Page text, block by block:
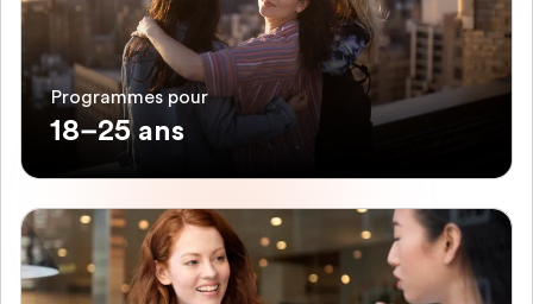
Programmes pour
18–25 ans